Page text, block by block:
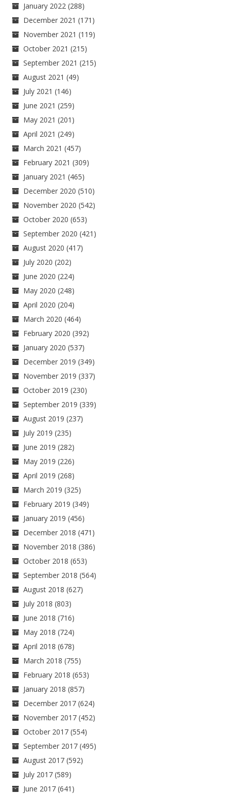
January 2022 (288)
December 2021 (171)
November 2021 (119)
October 2021 (215)
September 2021 (215)
August 2021 (49)
July 2021 (146)
June 2021 (259)
May 2021 (201)
April 2021 (249)
March 2021 (457)
February 2021 (309)
January 2021 (465)
December 2020 (510)
November 2020 (542)
October 2020 (653)
September 2020 (421)
August 2020 (417)
July 2020 (202)
June 2020 (224)
May 2020 (248)
April 2020 (204)
March 2020 (464)
February 2020 (392)
January 2020 (537)
December 2019 (349)
November 2019 (337)
October 2019 (230)
September 2019 (339)
August 2019 (237)
July 2019 (235)
June 2019 (282)
May 2019 (226)
April 2019 (268)
March 2019 (325)
February 2019 (349)
January 2019 (456)
December 2018 (471)
November 2018 (386)
October 2018 (653)
September 2018 (564)
August 2018 (627)
July 2018 (803)
June 2018 (716)
May 2018 (724)
April 2018 (678)
March 2018 (755)
February 2018 (653)
January 2018 (857)
December 2017 (624)
November 2017 (452)
October 2017 (554)
September 2017 (495)
August 2017 (592)
July 2017 (589)
June 2017 (641)